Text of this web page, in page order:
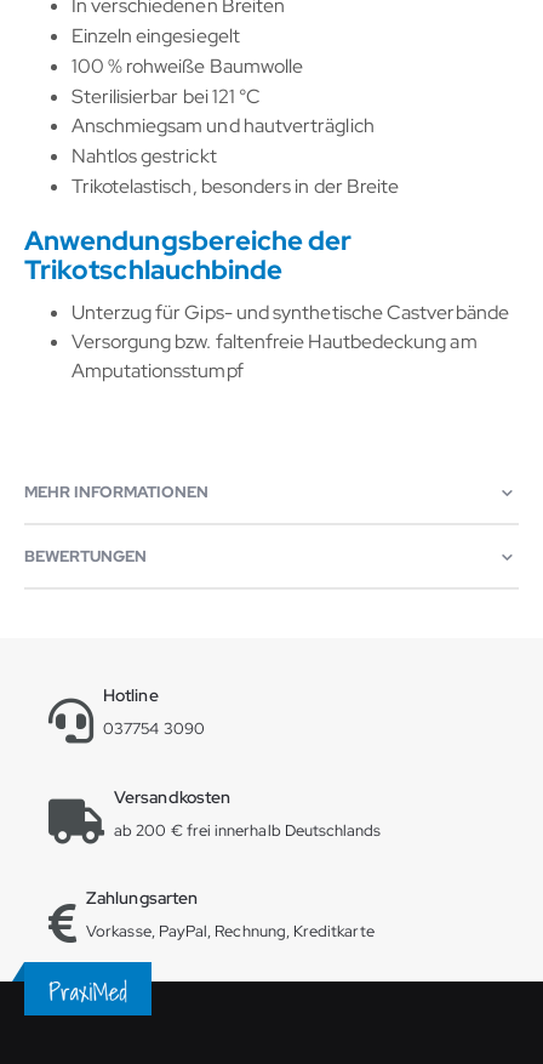
In verschiedenen Breiten
Einzeln eingesiegelt
100 % rohweiße Baumwolle
Sterilisierbar bei 121 °C
Anschmiegsam und hautverträglich
Nahtlos gestrickt
Trikotelastisch, besonders in der Breite
Anwendungsbereiche der
Trikotschlauchbinde
Unterzug für Gips- und synthetische Castverbände
Versorgung bzw. faltenfreie Hautbedeckung am
Amputationsstumpf
MEHR INFORMATIONEN
BEWERTUNGEN
Hotline
037754 3090
Versandkosten
ab 200 € frei innerhalb Deutschlands
Zahlungsarten
Vorkasse, PayPal, Rechnung, Kreditkarte